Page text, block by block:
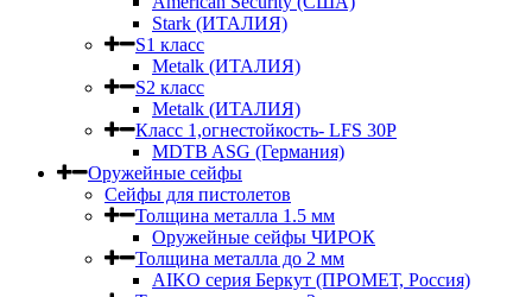
Stark (ИТАЛИЯ)
S1 класс
Metalk (ИТАЛИЯ)
S2 класс
Metalk (ИТАЛИЯ)
Класс 1,огнестойкость- LFS 30P
MDTB ASG (Германия)
Оружейные сейфы
Сейфы для пистолетов
Толщина металла 1.5 мм
Оружейные сейфы ЧИРОК
Толщина металла до 2 мм
AIKO серия Беркут (ПРОМЕТ, Россия)